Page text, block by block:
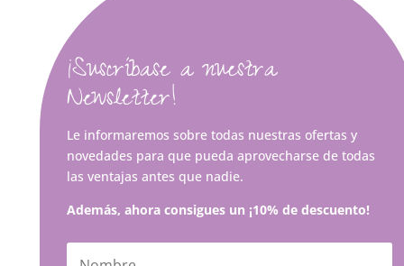
¡Suscríbase a nuestra
Newsletter!
Le informaremos sobre todas nuestras ofertas y
novedades para que pueda aprovecharse de todas
las ventajas antes que nadie.
Además, ahora consigues un ¡10% de descuento!